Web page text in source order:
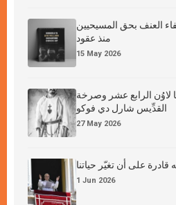
العنف بحق المسيحيين
منذ عقود
15 May 2026
لاوُن الرابع عشر وصرخة
القدِّيس شارل دي فوكو
27 May 2026
قادرة على أن تغيّر حياتنا
1 Jun 2026